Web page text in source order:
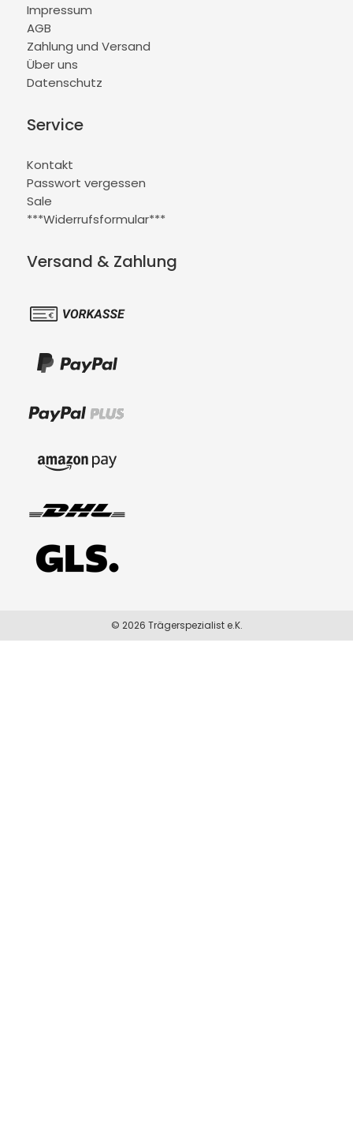
Impressum
AGB
Zahlung und Versand
Über uns
Datenschutz
Service
Kontakt
Passwort vergessen
Sale
***Widerrufsformular***
Versand & Zahlung
© 2026 Trägerspezialist e.K.